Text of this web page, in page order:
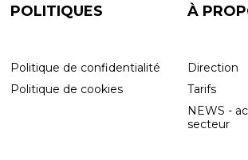
POLITIQUES
Politique de confidentialité
Politique de cookies
À
Direction
Tarifs
NEWS -
secteur